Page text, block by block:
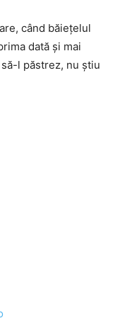
când băieţelul
dată şi mai
l păstrez, nu ştiu